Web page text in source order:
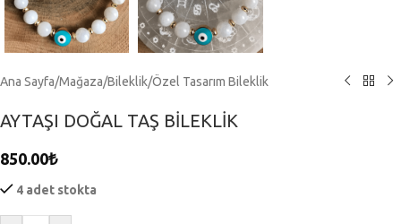
Ana Sayfa/Mağaza/Bileklik/Özel Tasarım Bileklik
AYTAŞI DOĞAL TAŞ BİLEKLİK
850.00₺
4 adet stokta